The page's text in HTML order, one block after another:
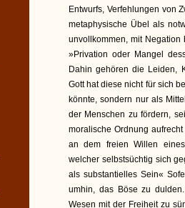
Entwurfs, Verfehlungen von
metaphysische Übel als
unvollkommen, mit
»Privation oder Mangel
Dahin gehören die Leiden,
Gott hat diese nicht für sich
könnte, sondern nur als
der Menschen zu fördern,
moralische Ordnung
an dem freien Willen
welcher selbstsüchtig sich
als substantielles Sein«
umhin, das Böse zu
Wesen mit der Freiheit zu